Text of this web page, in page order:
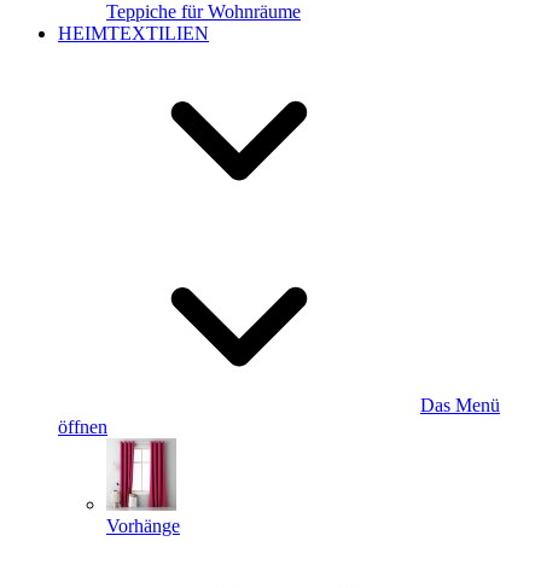
Teppiche für Wohnräume
HEIMTEXTILIEN
Das Menü
öffnen
Vorhänge